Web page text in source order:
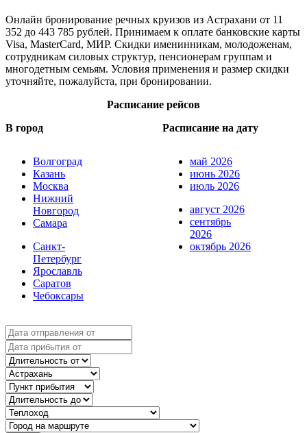
Онлайн бронирование речных круизов из Астрахани от 11
352 до 443 785 рублей. Принимаем к оплате банковские карты
Visa, MasterCard, МИР. Скидки именинникам, молодоженам,
сотрудникам силовых структур, пенсионерам группам и
многодетным семьям. Условия применения и размер скидки
уточняйте, пожалуйста, при бронировании.
Расписание рейсов
В город
Расписание на дату
Волгоград
Казань
Москва
Нижний
Новгород
Самара
Санкт-
Петербург
Ярославль
Саратов
Чебоксары
май 2026
июнь 2026
июль 2026
август 2026
сентябрь
2026
октябрь 2026